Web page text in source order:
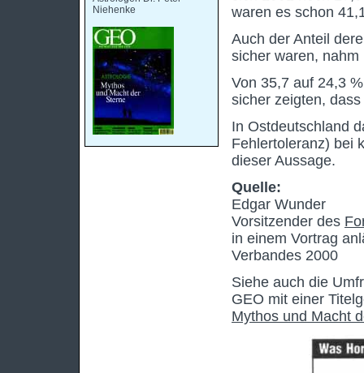
Niehenke
waren es schon
Auch der Anteil
sicher waren,
Von 35,7 auf 24,3
sicher zeigten,
In Ostdeutschland
Fehlertoleranz) bei
dieser Aussage.
Quelle:
Edgar Wunder
Vorsitzender des
in einem Vortrag
Verbandes 2000
Siehe auch die
GEO mit einer
Mythos und Macht